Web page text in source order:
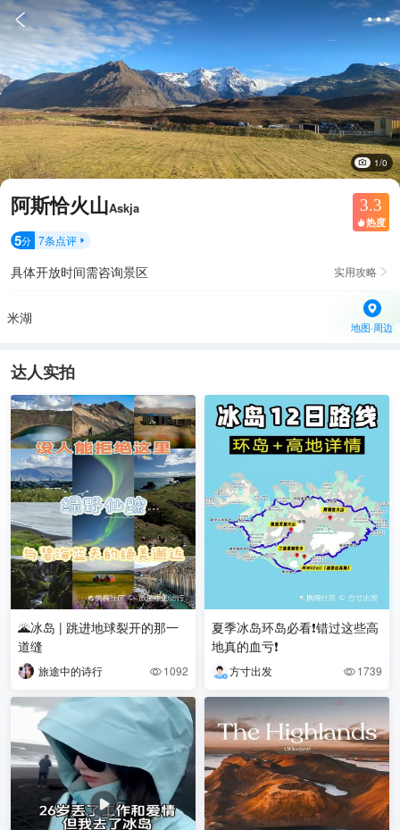
 
1/0
阿斯恰火山Askja 3.3
 热度
5分 7条点评 
具体开放时间需咨询景区 实用攻略 
米湖
地图·周边
达人实拍
🌋冰岛 | 跳进地球裂开的那一
道缝
旅途中的诗行  1092
夏季冰岛环岛必看❗错过这些高
地真的血亏❗
方寸出发  1739